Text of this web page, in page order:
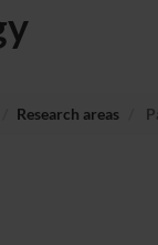
Research areas